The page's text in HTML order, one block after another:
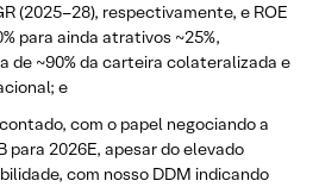
(2025–28), respectivamente, e ROE
para ainda atrativos ~25%,
de ~90% da carteira colateralizada e
e
com o papel negociando a
para 2026E, apesar do elevado
com nosso DDM indicando